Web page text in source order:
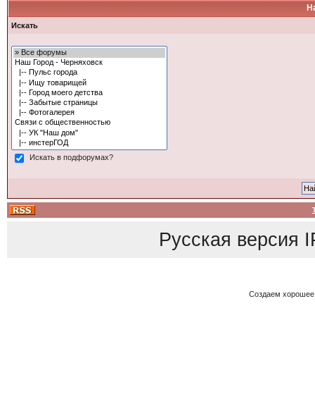
Искать
Искать в подфорумах?
Русская версия
Создаем